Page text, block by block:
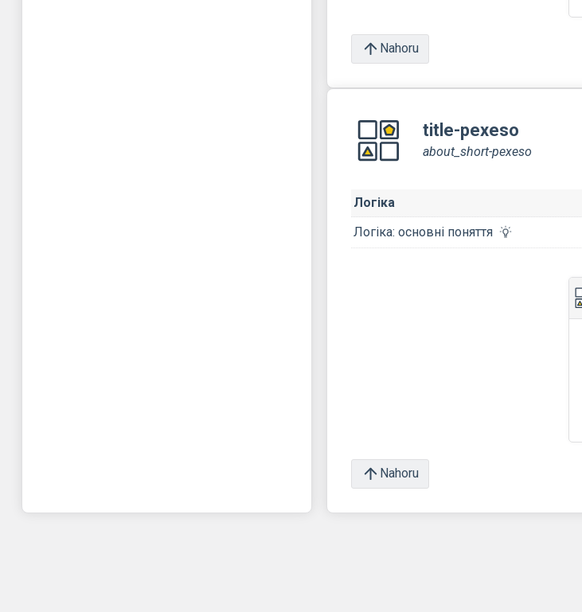
Nahoru
title-pexeso
about_short-pexeso
Логіка
Логіка: основні поняття
Nahoru